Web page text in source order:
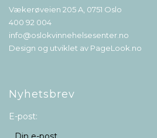
Vækerøveien 205 A, 0751 Oslo
400 92 004
info@oslokvinnehelsesenter.no
Design og utviklet av PageLook.no
Nyhetsbrev
E-post: